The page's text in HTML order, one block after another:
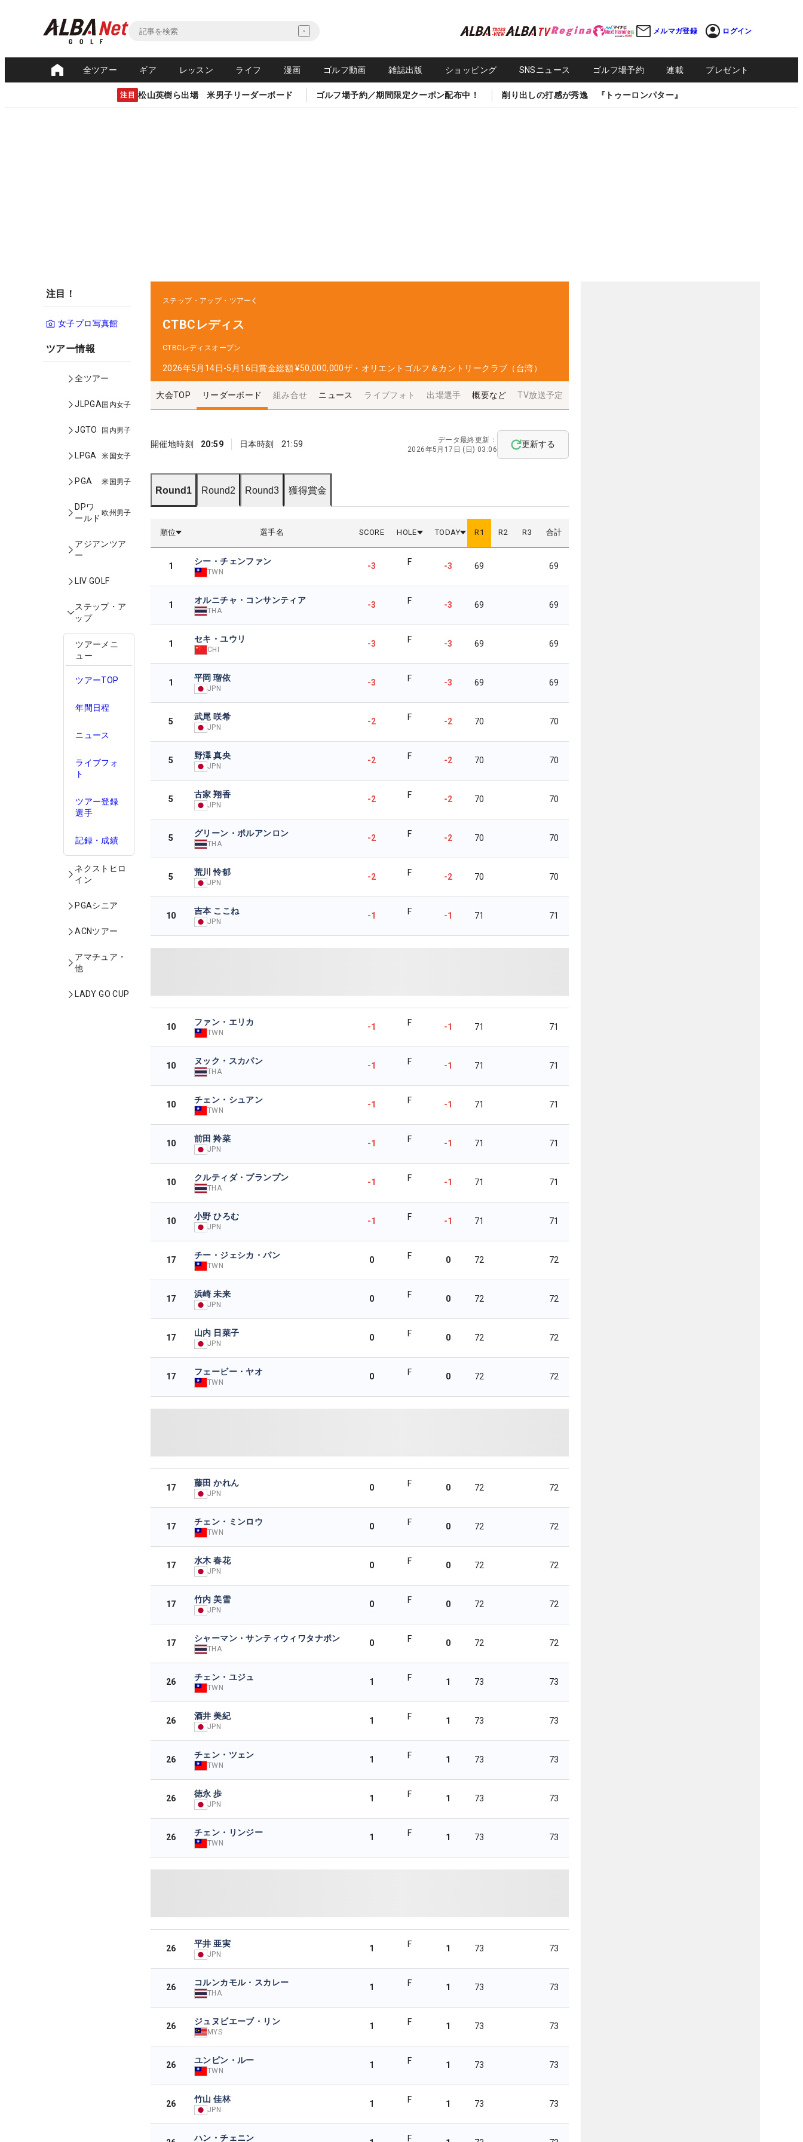
メルマガ登録 ログイン
全ツアー ギア レッスン ライフ 漫画 ゴルフ動画 雑誌出版 ショッピング SNSニュース ゴルフ場予約 連載 プレゼント
注目 松山英樹ら出場 米男子リーダーボード ゴルフ場予約／期間限定クーポン配布中！ 削り出しの打感が秀逸 『トゥーロンパター』
注目！
女子プロ写真館
ツアー情報
全ツアー
JLPGA国内女子
JGTO 国内男子
LPGA 米国女子
PGA 米国男子
DPワ
ールド
欧州男子
アジアンツア
ー
LIV GOLF
ステップ・ア
ップ
ツアーメニ
ュー
ツアーTOP
年間日程
ニュース
ライブフォ
ト
ツアー登録
選手
記録・成績
ネクストヒロ
イン
PGAシニア
ACNツアー
アマチュア・
他
LADY GO CUP
ステップ・アップ・ツアー
CTBCレディス
CTBCレディスオープン
2026年5月14日-5月16日賞金総額 ¥50,000,000ザ・オリエントゴルフ＆カントリークラブ（台湾）
大会TOP リーダーボード 組み合せ ニュース ライブフォト 出場選手 概要など TV放送予定
開催地時刻 20:59 日本時刻 21:59
データ最終更新：
2026年5月17日 (日) 03:06
更新する
Round1 Round2 Round3 獲得賞金
順位 選手名 SCORE HOLE TODAY R 1 R2 R3 合計
1 シー・チェンファン
TWN
-3 F -3 69 69
1 オルニチャ・コンサンティア
THA
-3 F -3 69 69
1 セキ・ユウリ
CHI
-3 F -3 69 69
1 平岡 瑠依
JPN
-3 F -3 69 69
5 武尾 咲希
JPN
-2 F -2 70 70
5 野澤 真央
JPN
-2 F -2 70 70
5 古家 翔香
JPN
-2 F -2 70 70
5 グリーン・ポルアンロン
THA
-2 F -2 70 70
5 荒川 怜郁
JPN
-2 F -2 70 70
10 吉本 ここね
JPN
-1 F -1 71 71
10 ファン・エリカ
TWN
-1 F -1 71 71
10 ヌック・スカパン
THA
-1 F -1 71 71
10 チェン・シュアン
TWN
-1 F -1 71 71
10 前田 羚菜
JPN
-1 F -1 71 71
10 クルティダ・プランプン
THA
-1 F -1 71 71
10 小野 ひろむ
JPN
-1 F -1 71 71
17 チー・ジェシカ・パン
TWN
0 F 0 72 72
17 浜崎 未来
JPN
0 F 0 72 72
17 山内 日菜子
JPN
0 F 0 72 72
17 フェービー・ヤオ
TWN
0 F 0 72 72
17 藤田 かれん
JPN
0 F 0 72 72
17 チェン・ミンロウ
TWN
0 F 0 72 72
17 水木 春花
JPN
0 F 0 72 72
17 竹内 美雪
JPN
0 F 0 72 72
17 シャーマン・サンティウィワタナポン
THA
0 F 0 72 72
26 チェン・ユジュ
TWN
1 F 1 73 73
26 酒井 美紀
JPN
1 F 1 73 73
26 チェン・ツェン
TWN
1 F 1 73 73
26 徳永 歩
JPN
1 F 1 73 73
26 チェン・リンジー
TWN
1 F 1 73 73
26 平井 亜実
JPN
1 F 1 73 73
26 コルンカモル・スカレー
THA
1 F 1 73 73
26 ジュヌビエーブ・リン
MYS
1 F 1 73 73
26 ユンピン・ルー
TWN
1 F 1 73 73
26 竹山 佳林
JPN
1 F 1 73 73
ハン・チェニン F